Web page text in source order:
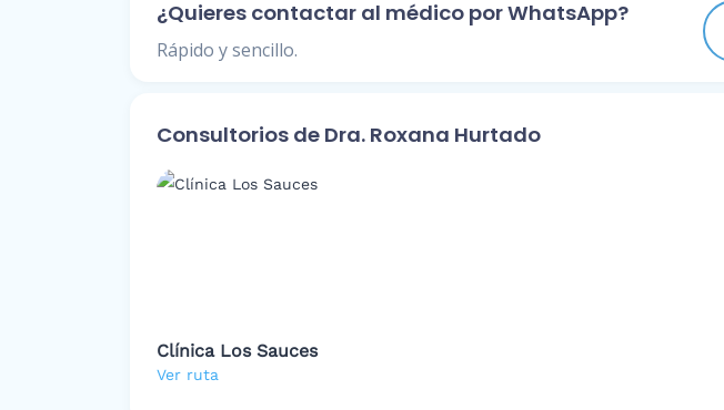
¿Quieres contactar al médico por WhatsApp?
Rápido y sencillo.
Consultorios de Dra. Roxana Hurtado
Clínica Los Sauces
Ver ruta